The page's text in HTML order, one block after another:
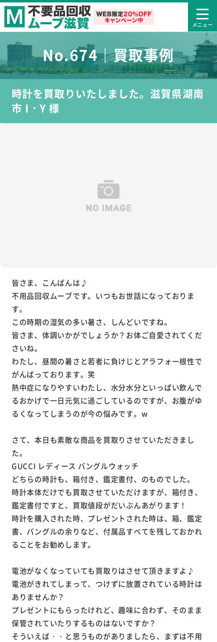
No.674｜買取事例
時計を買取りいたしました。滋賀県湖南
市 I・Y 様
皆さま、こんばんは♪
不用品回収ムーブです。いつもお世話になっておりま
す。
この時期の湿気の多い暑さ、しんどいですね。
皆さま、体調いかがでしょうか？お体ご自愛されてくだ
さいね。
わたし、昼間の暑さと若者に負けじとアラフォー根性で
がんばっております。笑
熱中症になりやすいわたし、水分水分といっぱい飲んで
るおかげで一日元気に過ごしているのですが、お腹がゆ
るくなってしまうのが今の悩みです。w
さて、本日も素敵な商品を買取りさせていただきまし
た。
GUCCI レディース バングルウォッチ
どちらの時計も、箱付き、鑑定書付、のものでした。
時計本体だけでも買取させていただけますが、箱付き、
鑑定書付ですと、買取値段がだいぶんあがります！
時計を購入された時、プレゼントされた時は、箱、鑑定
書、バングルの余りなど、付属品すべてを残しておかれ
ることをお勧めします。
電池がなくなっていても買取りはさせて頂きますよ♪
電池がきれてしまって、つけずに放置されている時計は
ありませんか？
プレゼントにもらったけれど、趣味に合わず、そのまま
保管されていたりするものはないですか？
そういえば・・と思うものがありましたら、まずは不用